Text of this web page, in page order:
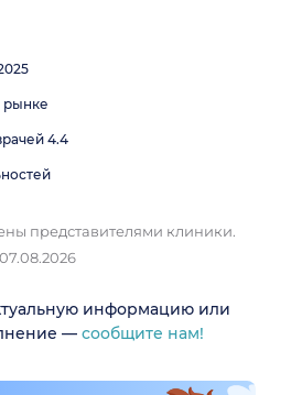
рынке
4.4
представителями клиники.
информацию или
— сообщите нам!